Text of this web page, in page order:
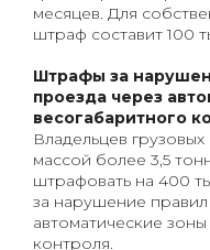
месяцев. Для
штраф составит 100
Штрафы за
проезда через
весогабаритного
Владельцев
массой более 3,5
штрафовать на 400
за нарушение
автоматические
контроля.